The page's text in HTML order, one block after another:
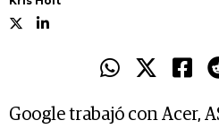
Google trabajó con Acer,